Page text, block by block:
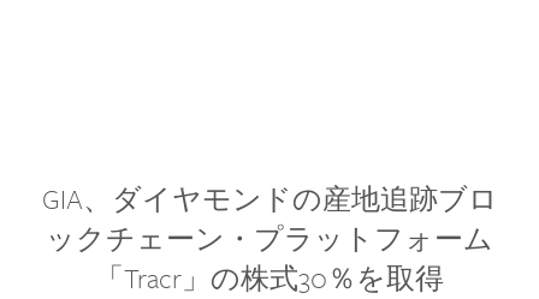
GIA、ダイヤモンドの産地追跡ブロ
ックチェーン・プラットフォーム
「Tracr」の株式30％を取得